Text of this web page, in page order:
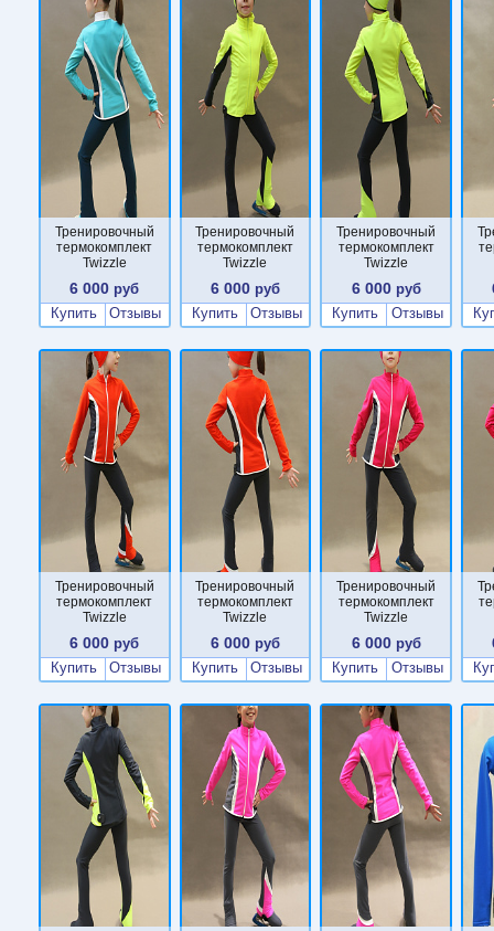
Тренировочный
термокомплект
Twizzle
6 000 руб
Купить
Отзывы
Тренировочный
термокомплект
Twizzle
6 000 руб
Купить
Отзывы
Тренировочный
термокомплект
Twizzle
6 000руб
Купить
Отзывы
Тренировочный
термокомплект
Twizzle
6 000 руб
Купить
Отзывы
Тренировочный
термокомплект
Twizzle
6 000 руб
Купить
Отзывы
Тренировочный
термокомплект
Twizzle
6 000руб
Купить
Отзывы